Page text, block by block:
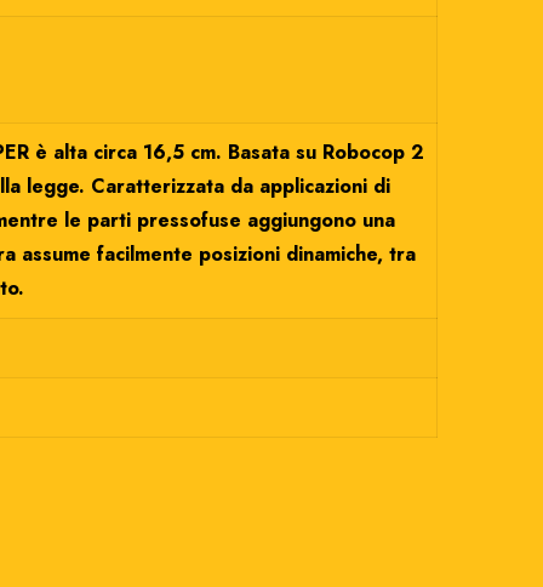
è alta circa 16,5 cm. Basata su Robocop 2
legge. Caratterizzata da applicazioni di
le parti pressofuse aggiungono una
facilmente posizioni dinamiche, tra